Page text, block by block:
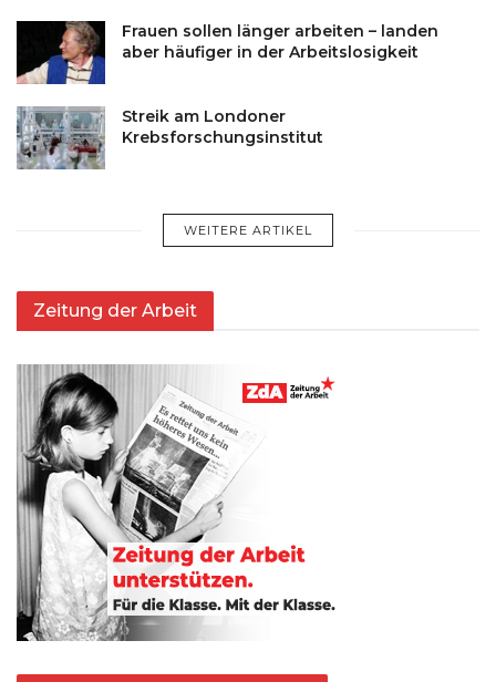
Frauen sollen länger arbeiten – landen
aber häufiger in der Arbeitslosigkeit
Streik am Londoner
Krebsforschungsinstitut
WEITERE ARTIKEL
Zeitung der Arbeit